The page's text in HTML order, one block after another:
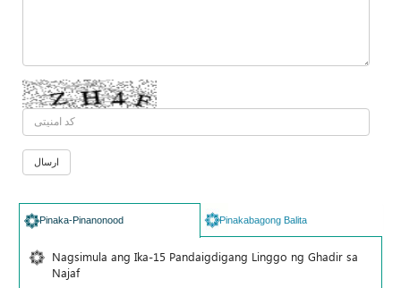
Pinaka-Pinanonood Pinakabagong Balita
Nagsimula ang Ika-15 Pandaigdigang Linggo ng Ghadir sa
Najaf